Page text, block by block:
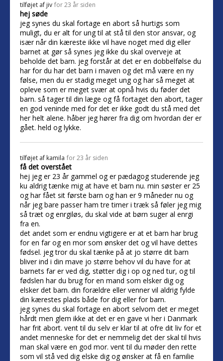
tilføjet af jiv for 23 år siden
hej søde
jeg synes du skal fortage en abort så hurtigs som
muligt, du er alt for ung til at stå til den stor ansvar, og
især når din kæreste ikke vil have noget med dig eller
barnet at gør så synes jeg ikke du skal overveje at
beholde det barn. jeg forstår at det er en dobbelfølse du
har for du har det barn i maven og det må være en ny
følse, men du er stadig meget ung og har så meget at
opleve som er meget svær at opnå hvis du føder det
barn. så tager til din læge og få fortaget den abort, tager
en god veninde med for det er ikke godt du stå med det
her helt alene. håber jeg hører fra dig om hvordan der er
gået. held og lykke.
tilføjet af kamila for 23 år siden
få det overstået
hej jeg er 23 år gammel og er pædagog studerende jeg
ku aldrig tænke mig at have et barn nu. min søster er 25
og har fået sit første barn og han er 9 måneder nu og
når jeg bare passer ham tre timer i træk så føler jeg mig
så træt og enrgiløs, du skal vide at børn suger al enrgi
fra en.
det andet som er endnu vigtigere er at et barn har brug
for en far og en mor som ønsker det og vil have dettes
fødsel. jeg tror du skal tænke på at jo større dit barn
bliver ind i din mave jo større behov vil du have for at
barnets far er ved dig, støtter dig i op og ned tur, og til
fødslen har du brug for en mand som elsker dig og
elsker det barn. din forældre eller venner vil aldrig fylde
din kærestes plads både for dig eller for barn.
jeg synes du skal fortage en abort selvom det er meget
hårdt men glem ikke at det er en gave vi her i Danmark
har frit abort. vent til du selv er klar til at ofre dit liv for et
andet menneske for det er nemmelig det der skal til hvis
man skal være en god mor. vent til du møder den rette
som vil stå ved dig elske dig og ønsker at få en familie